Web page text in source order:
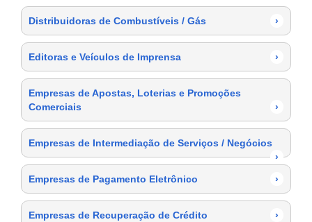
Distribuidoras de Combustíveis / Gás ›
Editoras e Veículos de Imprensa ›
Empresas de Apostas, Loterias e Promoções
Comerciais
›
Empresas de Intermediação de Serviços / Negócios
›
Empresas de Pagamento Eletrônico
›
Empresas de Recuperação de Crédito ›